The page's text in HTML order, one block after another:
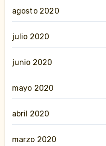
agosto 2020
julio 2020
junio 2020
mayo 2020
abril 2020
marzo 2020